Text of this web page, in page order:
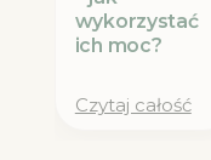
wykorzystać
ich moc?
Czytaj całość